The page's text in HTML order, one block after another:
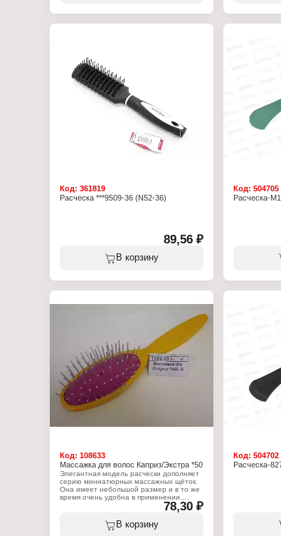
Модель:
Материал
Количество
Код: 361819
Расческа ***9509-36 (N52-36)
89,56 ₽
В корзину
Код: 504705
Расческа-
Код: 108633
Массажка для волос Каприз/Экстра *50
Элегантная модель расчески дополняет
серию миниатюрных массажных щёток.
Она имеет небольшой размер и в то же
время очень удобна в применении.
Утончённая ручка, прочный корпус и
привлекательный внешний вид не
оставят равнодушной ни одну красавицу.
78,30 ₽
В корзину
Код: 504702
Расческа-